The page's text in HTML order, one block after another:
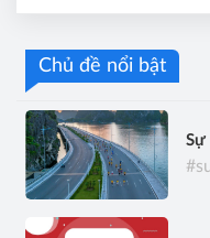
Chủ đề nổi bật
Sự